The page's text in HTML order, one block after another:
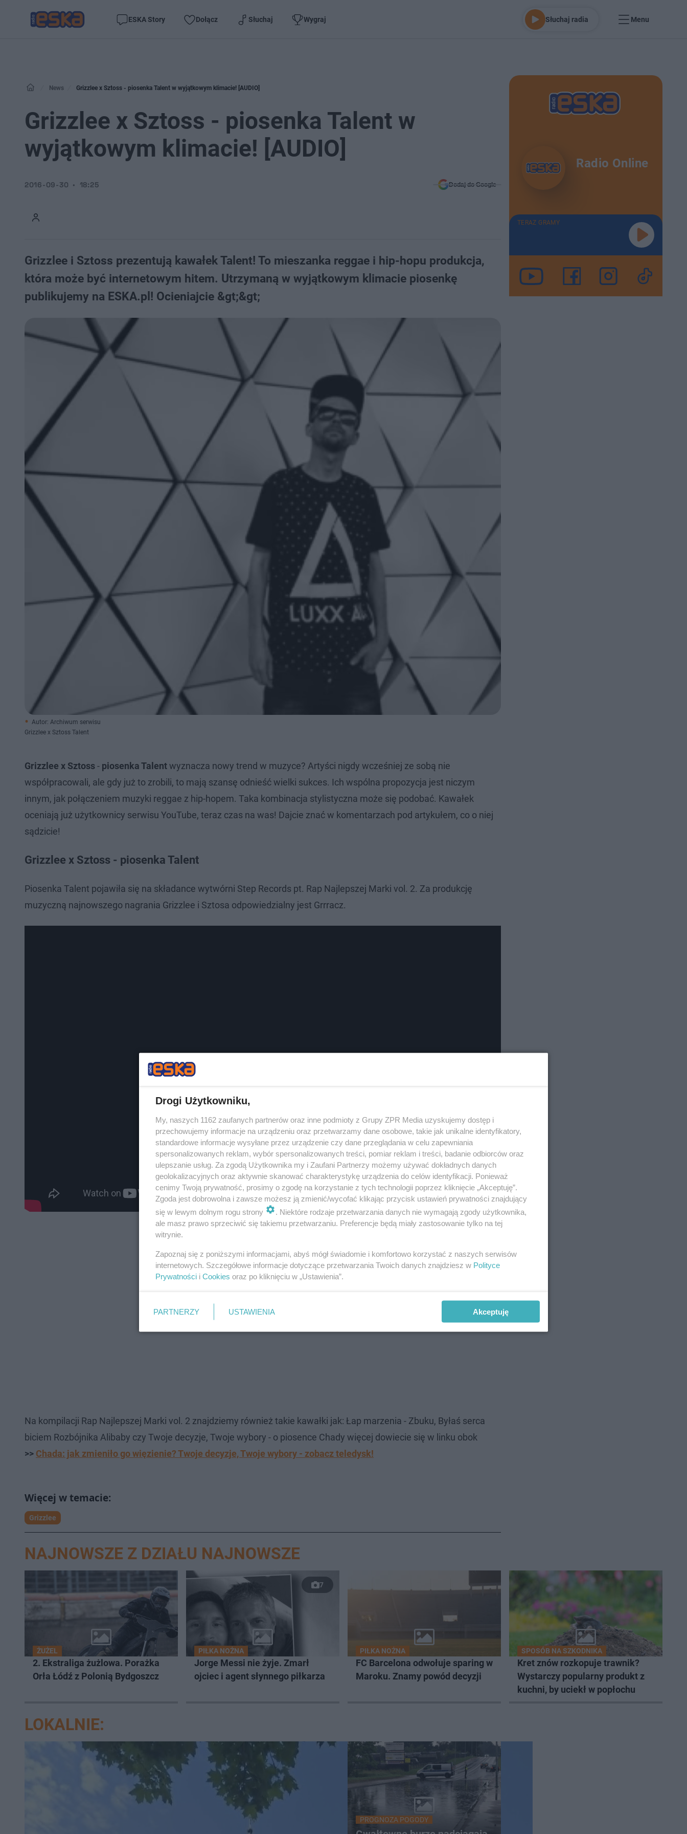
ESKA Story Dołącz Słuchaj Wygraj Słuchaj radia Menu
News Grizzlee x Sztoss - piosenka Talent w wyjątkowym klimacie! [AUDIO]
Grizzlee x Sztoss - piosenka Talent w
wyjątkowym klimacie! [AUDIO]
2016-09-30 18:25 Dodaj do Google
Grizzlee i Sztoss prezentują kawałek Talent! To mieszanka reggae i hip-hopu produkcja,
która może być internetowym hitem. Utrzymaną w wyjątkowym klimacie piosenkę
publikujemy na ESKA.pl! Ocieniajcie &gt;&gt;
Autor: Archiwum serwisu
Grizzlee x Sztoss Talent
Grizzlee x Sztoss- piosenka Talentwyznacza nowy trend w muzyce? Artyści nigdy wcześniej ze sobą nie
współpracowali, ale gdy już to zrobili, to mają szansę odnieść wielki sukces. Ich wspólna propozycja jest niczym
innym, jak połączeniem muzyki reggae z hip-hopem. Taka kombinacja stylistyczna może się podobać. Kawałek
oceniają już użytkownicy serwisu YouTube, teraz czas na was! Dajcie znać w komentarzach pod artykułem, co o niej
sądzicie!
Grizzlee x Sztoss - piosenka Talent
Piosenka Talent pojawiła się na składance wytwórni Step Records pt. Rap Najlepszej Marki vol. 2. Za produkcję
muzyczną najnowszego nagrania Grizzlee i Sztosa odpowiedzialny jest Grrracz.
Na kompilacji Rap Najlepszej Marki vol. 2 znajdziemy również takie kawałki jak: Łap marzenia - Zbuku, Byłaś serca
biciem Rozbójnika Alibaby czy Twoje decyzje, Twoje wybory - o piosence Chady więcej dowiecie się w linku obok
>> Chada: jak zmieniło go więzienie? Twoje decyzje, Twoje wybory - zobacz teledysk!
Grizzlee
Radio Online
TERAZ GRAMY
NAJNOWSZE Z DZIAŁU NAJNOWSZE
ŻUŻEL
2. Ekstraliga żużlowa. Porażka
Orła Łódź z Polonią Bydgoszcz
7
PIŁKA NOŻNA
Jorge Messi nie żyje. Zmarł
ojciec i agent słynnego piłkarza
PIŁKA NOŻNA
FC Barcelona odwołuje sparing w
Maroku. Znamy powód decyzji
SPOSÓB NA SZKODNIKA
Kret znów rozkopuje trawnik?
Wystarczy popularny produkt z
kuchni, by uciekł w popłochu
LOKALNIE:
PROGNOZA POGODY
Drogi Użytkowniku,
My, naszych 1162 zaufanych partnerów oraz inne podmioty z Grupy ZPR Media uzyskujemy dostęp i
przechowujemy informacje na urządzeniu oraz przetwarzamy dane osobowe, takie jak unikalne identyfikatory,
standardowe informacje wysyłane przez urządzenie czy dane przeglądania w celu zapewniania
spersonalizowanych reklam, wybór spersonalizowanych treści, pomiar reklam i treści, badanie odbiorców oraz
ulepszanie usług. Za zgodą Użytkownika my i Zaufani Partnerzy możemy używać dokładnych danych
geolokalizacyjnych oraz aktywnie skanować charakterystykę urządzenia do celów identyfikacji. Ponieważ
cenimy Twoją prywatność, prosimy o zgodę na korzystanie z tych technologii poprzez kliknięcie „Akceptuję”.
Zgoda jest dobrowolna i zawsze możesz ją zmienić/wycofać klikając przycisk ustawień prywatności znajdujący
się w lewym dolnym rogu strony
. Niektóre rodzaje przetwarzania danych nie wymagają zgody użytkownika,
ale masz prawo sprzeciwić się takiemu przetwarzaniu. Preferencje będą miały zastosowanie tylko na tej
witrynie.
Zapoznaj się z poniższymi informacjami, abyś mógł świadomie i komfortowo korzystać z naszych serwisów
internetowych. Szczegółowe informacje dotyczące przetwarzania Twoich danych znajdziesz w Polityce
Prywatności i Cookies oraz po kliknięciu w „Ustawienia”.
PARTNERZY USTAWIENIA Akceptuję